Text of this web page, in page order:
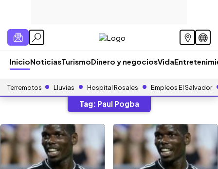
InicioNoticiasTurismoDinero y negociosVida
Terremotos Lluvias Hospital Rosales Empleos El Salvador
Tag: Paul Pogba